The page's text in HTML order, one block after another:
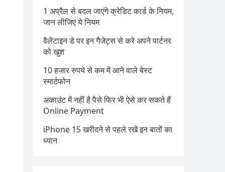
1 अप्रैल से बदल जाएंगे क्रेडिट कार्ड के नियम,
जान लीजिए ये नियम
वैलेंटाइन डे पर इन गैजेट्स से करे अपने पार्टनर
को खुश
10 हजार रुपये से कम में आने वाले बेस्ट
स्मार्टफोन
अकाउंट में नहीं है पैसे फिर भी ऐसे कर सकते हैं
Online Payment
iPhone 15 खरीदने से पहले रखें इन बातों का
ध्यान